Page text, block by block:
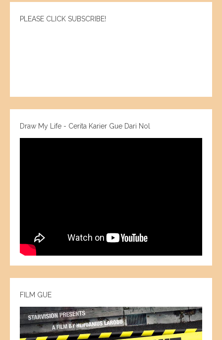
PLEASE CLICK SUBSCRIBE!
Draw My Life - Cerita Karier Gue Dari Nol
FILM GUE